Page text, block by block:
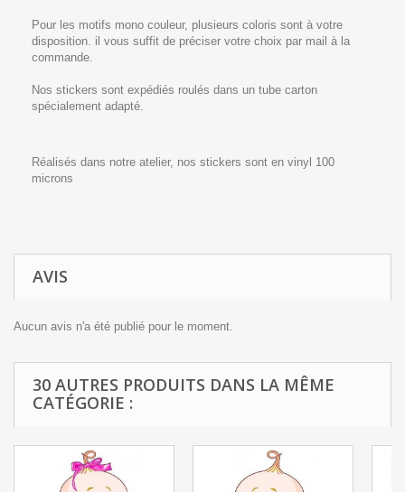
Pour les motifs mono couleur, plusieurs coloris sont à votre
disposition. il vous suffit de préciser votre choix par mail à la
commande.
Nos stickers sont expédiés roulés dans un tube carton
spécialement adapté.
Réalisés dans notre atelier, nos stickers sont en vinyl 100
microns
AVIS
Aucun avis n'a été publié pour le moment.
30 AUTRES PRODUITS DANS LA MÊME
CATÉGORIE :